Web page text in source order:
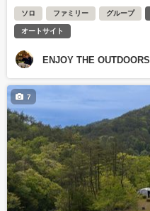
ソロ ファミリー グループ
オートサイト
ENJOY THE OUTDOORS
7